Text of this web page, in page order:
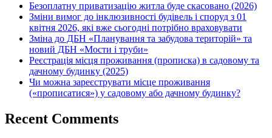
Безоплатну приватизацію житла буде скасовано (2026)
Зміни вимог до інклюзивності будівель і споруд з 01
квітня 2026, які вже сьогодні потрібно враховувати
Зміна до ДБН «Планування та забудова територій» та
новий ДБН «Мости і труби»
Реєстрація місця проживання (прописка) в садовому та
дачному будинку (2025)
Чи можна зареєструвати місце проживання
(«прописатися») у садовому або дачному будинку?
Recent Comments